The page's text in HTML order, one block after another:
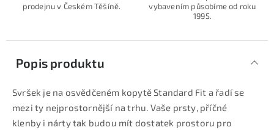
prodejnu v Českém Těšíně.
vybavením působíme od roku
1995.
Popis produktu
Svršek je na osvědčeném kopytě Standard Fit a řadí se
mezi ty nejprostornější na trhu. Vaše prsty, příčné
klenby i nárty tak budou mít dostatek prostoru pro